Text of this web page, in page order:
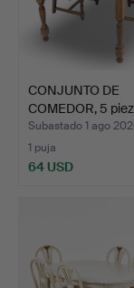
CONJUNTO DE
COMEDOR, 5
tablero…
Subastado 1 ago
1 puja
64 USD